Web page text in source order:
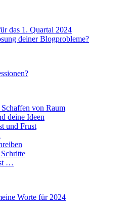
das 1. Quartal 2024
deiner Blogprobleme?
von Raum
deine Ideen
und Frust
…
Worte für 2024